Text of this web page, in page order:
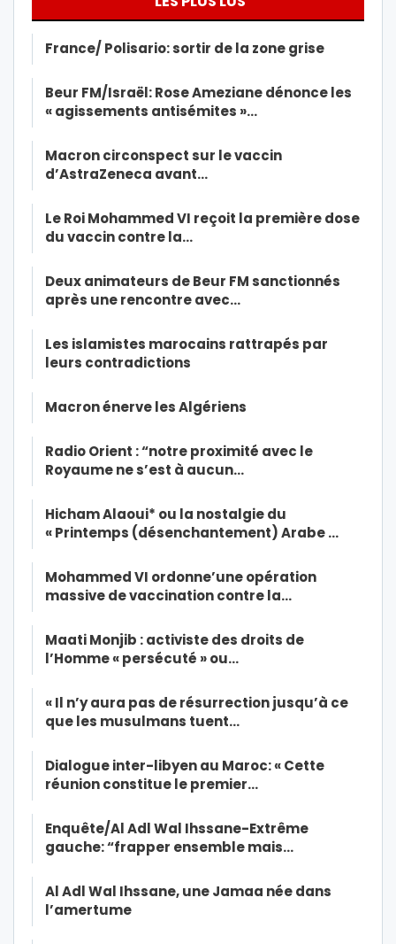
France/ Polisario: sortir de la zone grise
Beur FM/Israël: Rose Ameziane dénonce les
« agissements antisémites »…
Macron circonspect sur le vaccin
d’AstraZeneca avant…
Le Roi Mohammed VI reçoit la première dose
du vaccin contre la…
Deux animateurs de Beur FM sanctionnés
après une rencontre avec…
Les islamistes marocains rattrapés par
leurs contradictions
Macron énerve les Algériens
Radio Orient : “notre proximité avec le
Royaume ne s’est à aucun…
Hicham Alaoui* ou la nostalgie du
« Printemps (désenchantement) Arabe …
Mohammed VI ordonne’une opération
massive de vaccination contre la…
Maati Monjib : activiste des droits de
l’Homme « persécuté » ou…
« Il n’y aura pas de résurrection jusqu’à ce
que les musulmans tuent…
Dialogue inter-libyen au Maroc: « Cette
réunion constitue le premier…
Enquête/Al Adl Wal Ihssane-Extrême
gauche: “frapper ensemble mais…
Al Adl Wal Ihssane, une Jamaa née dans
l’amertume